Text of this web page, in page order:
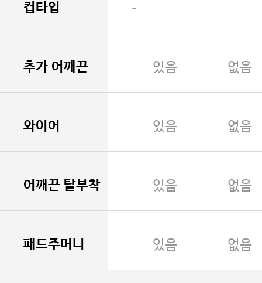
컵타입 -
추가 어깨끈 있음 없음
와이어 있음 없음
어깨끈 탈부착 있음 없음
패드주머니 있음 없음